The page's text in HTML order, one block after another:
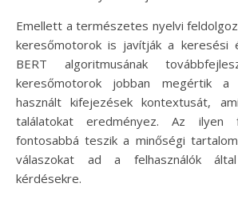
Emellett a természetes nyelvi
keresőmotorok is javítják a keresési
BERT algoritmusának
keresőmotorok jobban megértik a
használt kifejezések kontextusát,
találatokat eredményez. Az ilyen
fontosabbá teszik a minőségi
válaszokat ad a felhasználók
kérdésekre.